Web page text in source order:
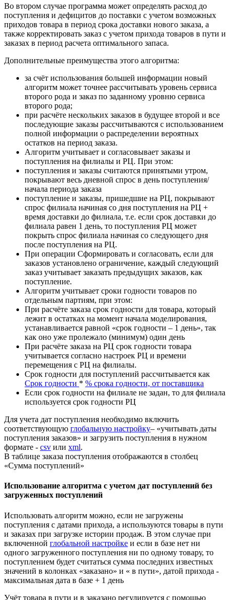
Во втором случае программа может определять расход до
поступления и дефицитов до поставки с учетом возможных
приходов товара в период срока доставки нового заказа, а
также корректировать заказ с учетом прихода товаров в пути и
заказах в период расчета оптимального запаса.
Дополнительные преимущества этого алгоритма:
за счёт использования большей информации новый
алгоритм может точнее рассчитывать уровень сервиса
второго рода и заказ по заданному уровню сервиса
второго рода;
при расчёте нескольких заказов в будущее второй и все
последующие заказы рассчитываются с использованием
полной информации о распределении вероятных
остатков на период заказа.
Алгоритм учитывает и согласовывает заказы и
поступления на филиалы и РЦ. При этом:
поступления и заказы считаются принятыми утром,
покрывают весь дневной спрос в день поступления/
начала периода заказа
поступление и заказы, пришедшие на РЦ, покрывают
спрос филиала начиная со дня поступления на РЦ +
время доставки до филиала, т.е. если срок доставки до
филиала равен 1 день, то поступления РЦ может
покрыть спрос филиала начиная со следующего дня
после поступления на РЦ.
При операции Сформировать и согласовать, если для
заказов установлено ограничение, каждый следующий
заказ учитывает заказать предыдущих заказов, как
поступление.
Алгоритм учитывает сроки годности товаров по
отдельным партиям, при этом:
При расчёте заказа срок годности для товара, который
лежит в остатках на момент начала моделирования,
устанавливается равной «срок годности – 1 день», так
как оно уже пролежало (минимум) один день
При расчёте заказа на РЦ срок годности товара
учитывается согласно настроек РЦ и времени
перемещения с РЦ на филиалы.
Срок годности для поступлений рассчитывается как
Срок годности * % срока годности, от поставщика
Если срок годности на филиале не задан, то для филиала
используется срок годности РЦ
Для учета дат поступления необходимо включить
соответствующую глобальную настройку– «учитывать даты
поступления заказов» и загрузить поступления в нужном
формате - csv или xml.
В таблице заказа поступления отображаются в столбец
«Сумма поступлений»
Использование алгоритма с учетом дат поступлений без
загруженных поступлений
Использовать алгоритм можно, если не загружены
поступления с датами прихода, а используются товары в пути
и заказах при загрузке истории продаж. В этом случае при
включенной глобальной настройке и если в базе нет ни
одного загруженного поступления ни по одному товару, то
поступлением будет считаться сумма последних известных
значений в колонках «заказано» и « в пути», датой прихода -
максимальная дата в базе + 1 день
Учёт товара в пути и в заказано регулируется с помощью